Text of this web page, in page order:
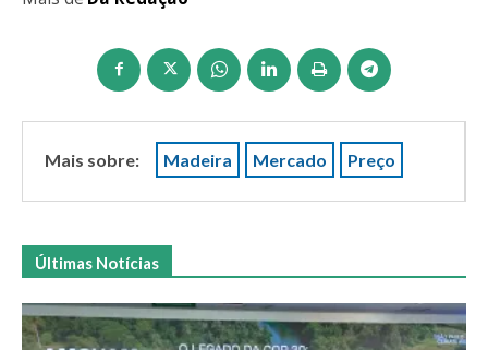
Mais sobre: Madeira Mercado Preço
Últimas Notícias